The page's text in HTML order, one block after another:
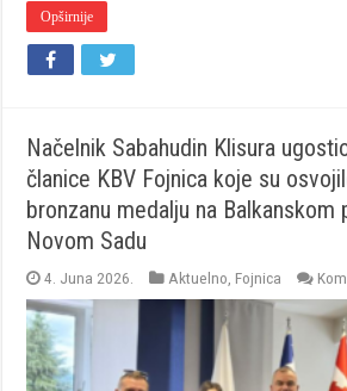
Opširnije
Načelnik Sabahudin Klisura
članice KBV Fojnica koje su
bronzanu medalju na Balkanskom
Novom Sadu
4. Juna 2026. Aktuelno, Fojnica